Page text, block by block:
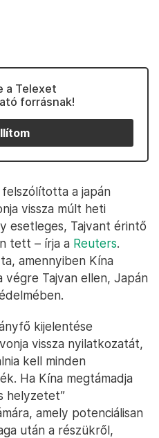
a Telexet
forrásnak!
a japán
vissza múlt heti
esetleges, Tajvant érintő
tett – írja a Reuters.
amennyiben Kína
Tajvan ellen, Japán
kijelentése
vissza nyilatkozatát,
kell minden
Ha Kína megtámadja
helyzetet”
amely potenciálisan
után a részükről,